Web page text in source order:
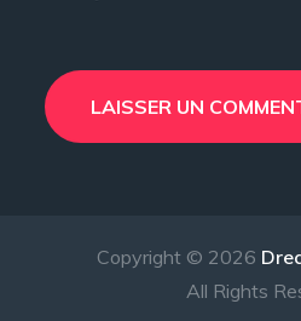
Copyright © 2026
All Rights